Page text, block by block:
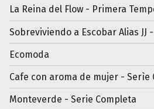
La Reina del Flow - Primera
Sobreviviendo a Escobar Alias JJ
Ecomoda
Cafe con aroma de mujer - Serìe
Monteverde - Serie Completa